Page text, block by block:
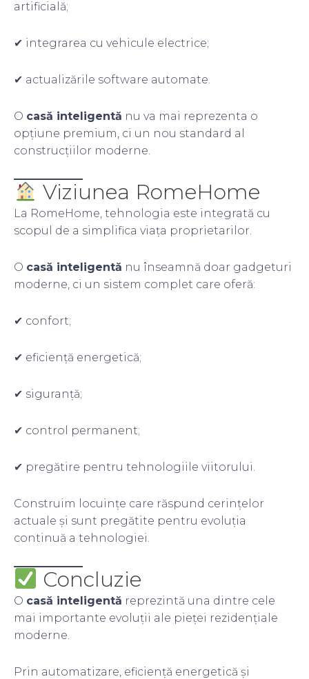
artificială;
✔ integrarea cu vehicule electrice;
✔ actualizările software automate.
O casă inteligentă nu va mai reprezenta o
opțiune premium, ci un nou standard al
construcțiilor moderne.
Viziunea RomeHome
La RomeHome, tehnologia este integrată cu
scopul de a simplifica viața proprietarilor.
O casă inteligentă nu înseamnă doar gadgeturi
moderne, ci un sistem complet care oferă:
✔ confort;
✔ eficiență energetică;
✔ siguranță;
✔ control permanent;
✔ pregătire pentru tehnologiile viitorului.
Construim locuințe care răspund cerințelor
actuale și sunt pregătite pentru evoluția
continuă a tehnologiei.
Concluzie
O casă inteligentă reprezintă una dintre cele
mai importante evoluții ale pieței rezidențiale
moderne.
Prin automatizare, eficiență energetică și